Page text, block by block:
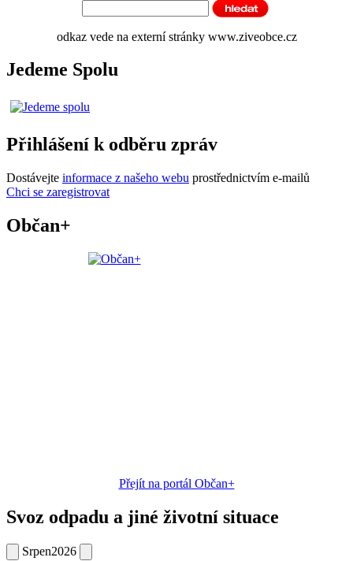
odkaz vede na externí stránky www.ziveobce.cz
Jedeme Spolu
Přihlášení k odběru zpráv
Dostávejte informace z našeho webu prostřednictvím e-mailů
Chci se zaregistrovat
Občan+
Přejít na portál Občan+
Svoz odpadu a jiné životní situace
Srpen2026